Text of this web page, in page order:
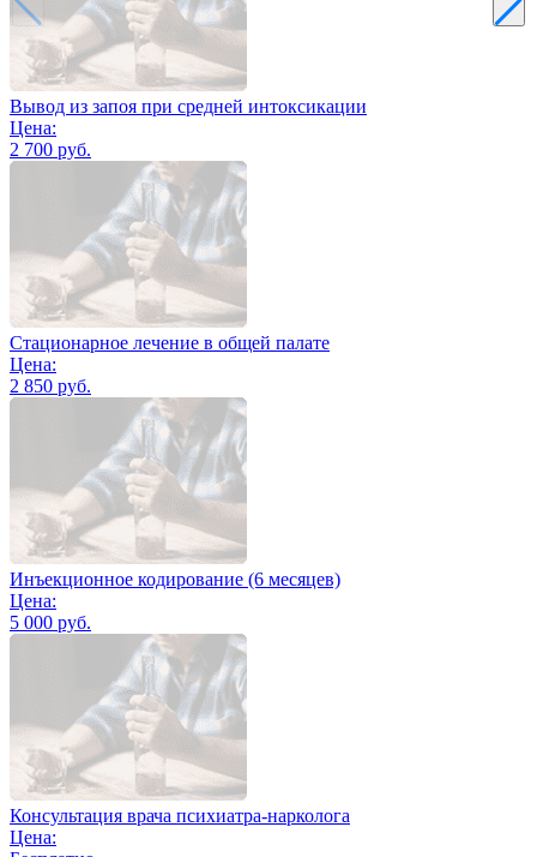
Вывод из запоя при средней интоксикации
Цена:
2 700 руб.
Стационарное лечение в общей палате
Цена:
2 850 руб.
Инъекционное кодирование (6 месяцев)
Цена:
5 000 руб.
Консультация врача психиатра-нарколога
Цена: